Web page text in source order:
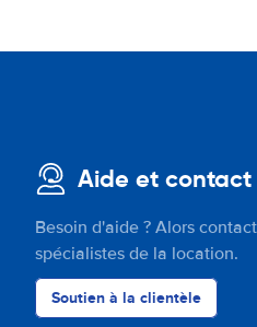
Aide et contact
Besoin d'aide ? Alors
spécialistes de la location.
Soutien à la clientèle